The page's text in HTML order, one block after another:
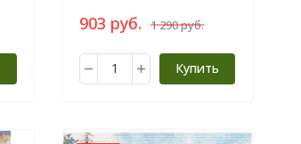
903 руб. 1 290 руб.
Купить